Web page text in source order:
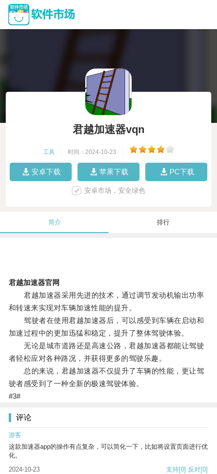
君越加速器vqn
工具 时间：2024-10-23
安卓下载 苹果下载 PC下载
安卓市场，安全绿色
简介 排行
君越加速器官网
君越加速器采用先进的技术，通过调节发动机输出功率
和转速来实现对车辆加速性能的提升。
驾驶者在使用君越加速器后，可以感受到车辆在启动和
加速过程中的更加迅猛和稳定，提升了整体驾驶体验。
无论是城市道路还是高速公路，君越加速器都能让驾驶
者轻松应对各种路况，并获得更多的驾驶乐趣。
总的来说，君越加速器不仅提升了车辆的性能，更让驾
驶者感受到了一种全新的极速驾驶体验。
#3#
评论
游客
这款加速器app的操作有点复杂，可以简化一下，比如将设置页面进行优
化。
2024-10-23
支持[0] 反对[0]